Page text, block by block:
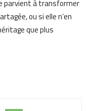
parvient à transformer
ou si elle n’en
que plus